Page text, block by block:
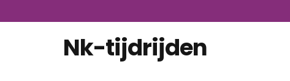
Nk-tijdrijden